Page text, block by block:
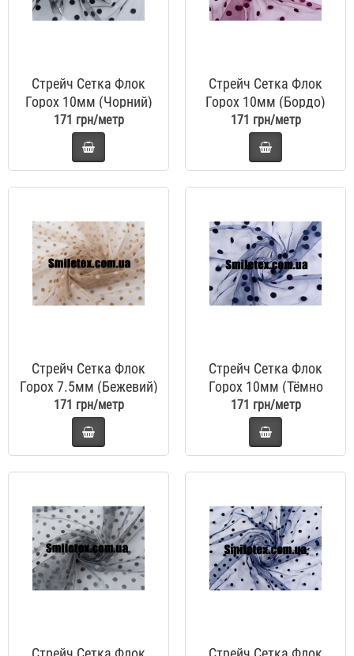
Стрейч Сетка Флок
Горох 10мм (Чорний)
171 грн/метр
Стрейч Сетка Флок
Горох 10мм (Бордо)
171 грн/метр
Стрейч Сетка Флок
Горох 7.5мм (Бежевий)
171 грн/метр
Стрейч Сетка Флок
Горох 10мм (Тёмно
Синій)
171 грн/метр